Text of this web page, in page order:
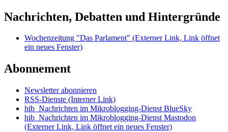
Nachrichten, Debatten und Hintergründe
Wochenzeitung "Das Parlament" (Externer Link, Link öffnet
ein neues Fenster)
Abonnement
Newsletter abonnieren
RSS-Dienste (Interner Link)
hib_Nachrichten im Mikroblogging-Dienst BlueSky
hib_Nachrichten im Mikroblogging-Dienst Mastodon
(Externer Link, Link öffnet ein neues Fenster)